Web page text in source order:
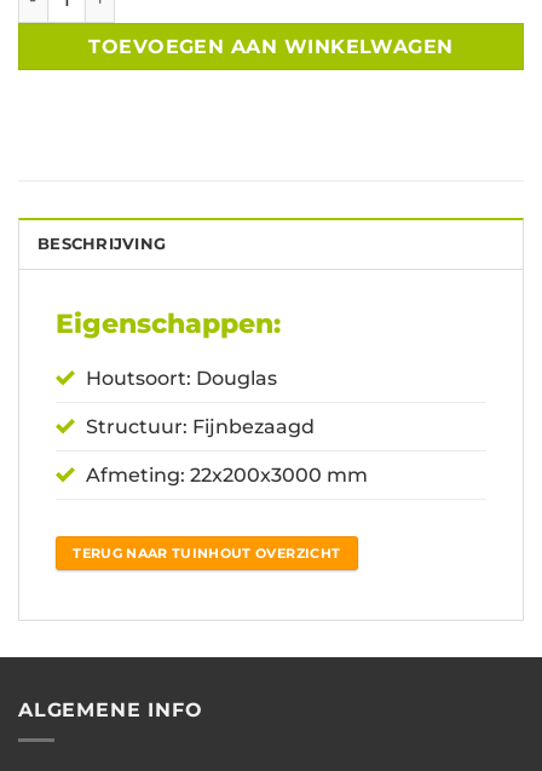
TOEVOEGEN AAN WINKELWAGEN
BESCHRIJVING
Eigenschappen:
Houtsoort: Douglas
Structuur: Fijnbezaagd
Afmeting: 22x200x3000 mm
TERUG NAAR TUINHOUT OVERZICHT
ALGEMENE INFO